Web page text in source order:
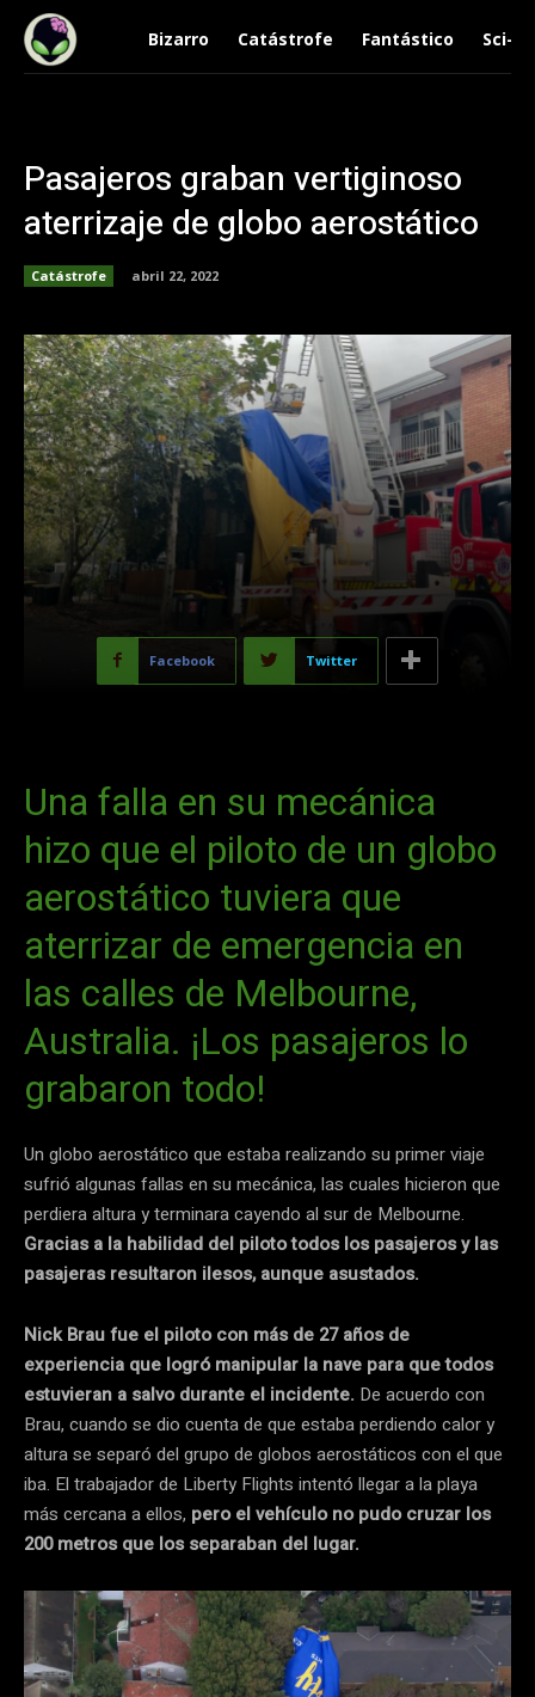
Bizarro Catástrofe Fantástico Sci-Fi
Pasajeros graban vertiginoso
aterrizaje de globo aerostático
Catástrofe abril 22, 2022
Facebook Twitter
Una falla en su mecánica
hizo que el piloto de un globo
aerostático tuviera que
aterrizar de emergencia en
las calles de Melbourne,
Australia. ¡Los pasajeros lo
grabaron todo!
Un globo aerostático que estaba realizando su primer viaje
sufrió algunas fallas en su mecánica, las cuales hicieron que
perdiera altura y terminara cayendo al sur de Melbourne.
Gracias a la habilidad del piloto todos los pasajeros y las
pasajeras resultaron ilesos, aunque asustados.
Nick Brau fue el piloto con más de 27 años de
experiencia que logró manipular la nave para que todos
estuvieran a salvo durante el incidente. De acuerdo con
Brau, cuando se dio cuenta de que estaba perdiendo calor y
altura se separó del grupo de globos aerostáticos con el que
iba. El trabajador de Liberty Flights intentó llegar a la playa
más cercana a ellos, pero el vehículo no pudo cruzar los
200 metros que los separaban del lugar.